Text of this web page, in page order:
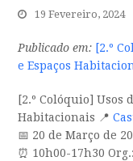
19 Fevereiro, 2024
Publicado em: [2.º
e Espaços
[2.º Colóquio] Usos
Habitacionais 📍
📅 20 de Março de
⏰ 10h00-17h30